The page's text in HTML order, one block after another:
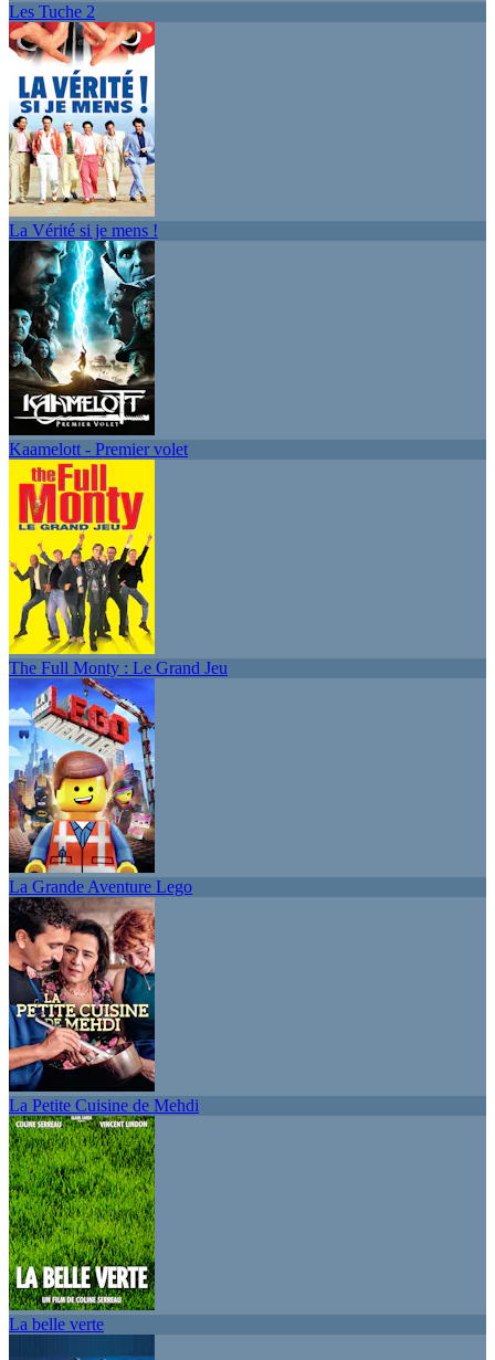
Les Tuche 2
La Vérité si je mens !
Kaamelott - Premier volet
The Full Monty : Le Grand Jeu
La Grande Aventure Lego
La Petite Cuisine de Mehdi
La belle verte